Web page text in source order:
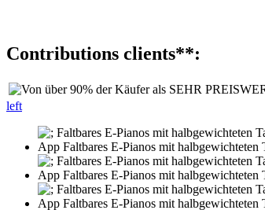
Contributions clients**:
left